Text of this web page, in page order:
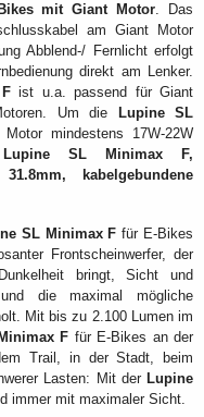
mit Giant Motor. Das
am Giant Motor
Abblend-/ Fernlicht erfolgt
direkt am Lenker.
ist u.a. passend für Giant
Um die
Lupine SL
mindestens 17W-22W
Lupine SL Minimax F,
kabelgebundene
SL Minimax F für E-Bikes
Frontscheinwerfer, der
bringt, Sicht und
die maximal mögliche
Mit bis zu 2.100 Lumen im
F für E-Bikes an der
Trail, in der Stadt, beim
Lasten: Mit der Lupine
immer mit maximaler Sicht.